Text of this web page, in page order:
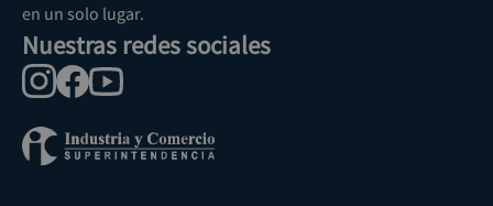
en un solo lugar.
Nuestras redes sociales